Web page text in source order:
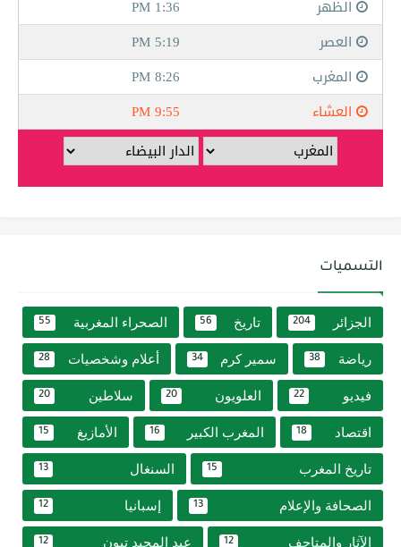
التسميات
الجزائر 204 تاريخ 56 الصحراء المغربية 55
رياضة 38 سمير كرم 34 أعلام وشخصيات 28
فيديو 22 العلويون 20 سلاطين 20
اقتصاد 18 المغرب الكبير 16 الأمازيغ 15
تاريخ المغرب 15 السنغال 13
الصحافة والإعلام 13 إسبانيا 12
الآثار والمتاحف 12 عبد المجيد تبون 12